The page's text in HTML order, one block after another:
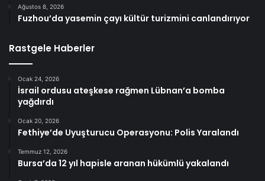
Ağustos 8, 2026
Fuzhou’da yasemin çayı kültür turizmini canlandırıyor
Rastgele Haberler
Ocak 24, 2026
İsrail ordusu ateşkese rağmen Lübnan’a bomba
yağdırdı
Ocak 20, 2026
Fethiye’de Uyuşturucu Operasyonu: Polis Yaralandı
Temmuz 12, 2026
Bursa’da 12 yıl hapisle aranan hükümlü yakalandı